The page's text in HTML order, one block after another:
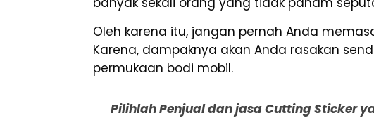
Oleh karena itu, jangan pernah Anda
Karena, dampaknya akan Anda rasakan
permukaan bodi mobil.
Pilihlah Penjual dan jasa Cutting Sticker